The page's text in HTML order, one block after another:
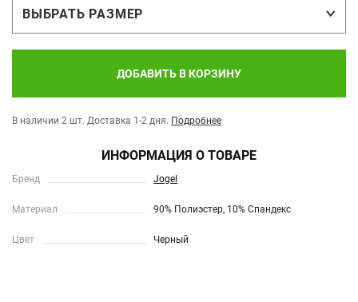
ВЫБРАТЬ РАЗМЕР
ДОБАВИТЬ В КОРЗИНУ
В наличии 2 шт. Доставка 1-2 дня. Подробнее
ИНФОРМАЦИЯ О ТОВАРЕ
Бренд Jogel
Материал 90% Полиэстер, 10% Спандекс
Цвет Черный